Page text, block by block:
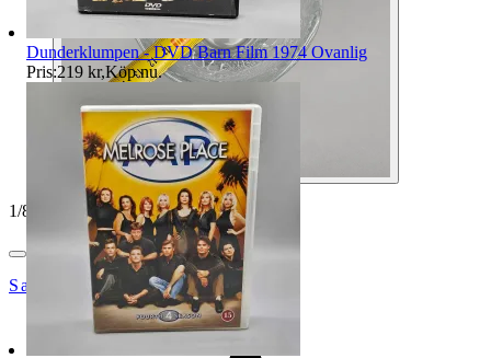
1/8
SakLetarHyllan
Dunderklumpen - DVD Barn Film 1974 Ovanlig
Pris:219 kr,Köp nu.